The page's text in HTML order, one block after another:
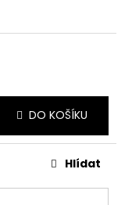
DO KOŠÍKU
Hlídat